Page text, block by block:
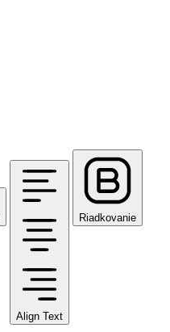
Align Text
Riadkovanie